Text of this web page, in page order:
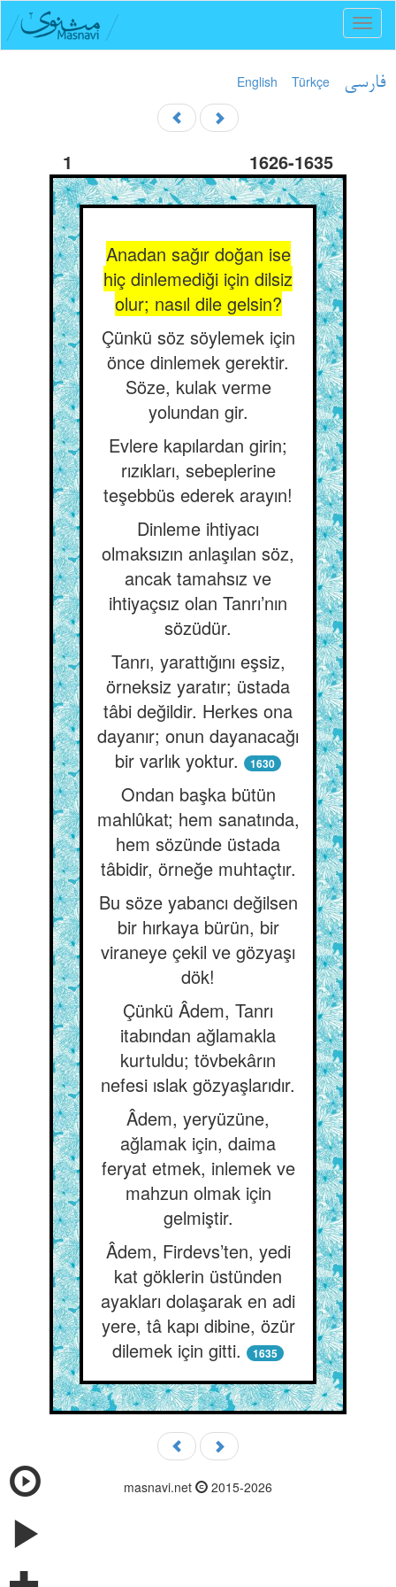
English Türkçe فارسی
1 1626-1635
Anadan sağır doğan ise
hiç dinlemediği için dilsiz
olur; nasıl dile gelsin?
Çünkü söz söylemek için
önce dinlemek gerektir.
Söze, kulak verme
yolundan gir.
Evlere kapılardan girin;
rızıkları, sebeplerine
teşebbüs ederek arayın!
Dinleme ihtiyacı
olmaksızın anlaşılan söz,
ancak tamahsız ve
ihtiyaçsız olan Tanrı’nın
sözüdür.
Tanrı, yarattığını eşsiz,
örneksiz yaratır; üstada
tâbi değildir. Herkes ona
dayanır; onun dayanacağı
bir varlık yoktur.
1630
Ondan başka bütün
mahlûkat; hem sanatında,
hem sözünde üstada
tâbidir, örneğe muhtaçtır.
Bu söze yabancı değilsen
bir hırkaya bürün, bir
viraneye çekil ve gözyaşı
dök!
Çünkü Âdem, Tanrı
itabından ağlamakla
kurtuldu; tövbekârın
nefesi ıslak gözyaşlarıdır.
Âdem, yeryüzüne,
ağlamak için, daima
feryat etmek, inlemek ve
mahzun olmak için
gelmiştir.
Âdem, Firdevs’ten, yedi
kat göklerin üstünden
ayakları dolaşarak en adi
yere, tâ kapı dibine, özür
dilemek için gitti.
1635
masnavi.net 2015-2026